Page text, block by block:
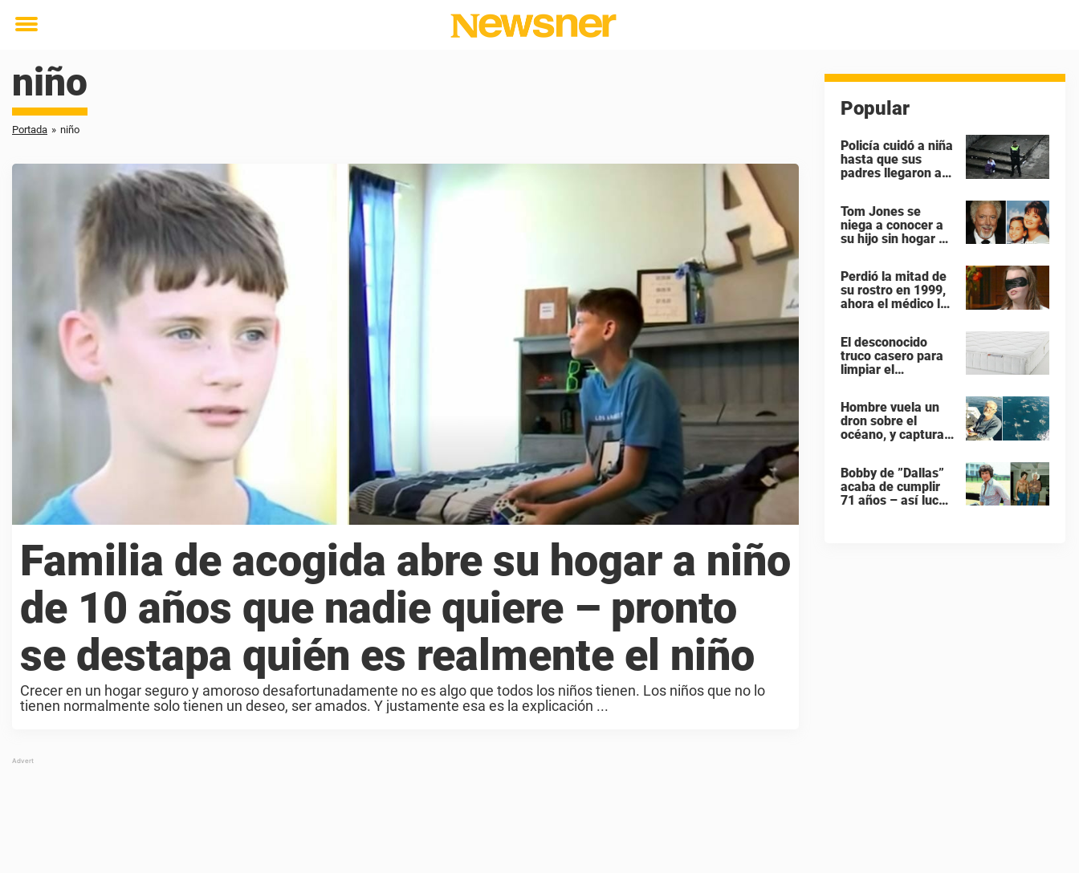
Toggle
niño
Portada » niño
Familia de acogida abre su hogar a niño
de 10 años que nadie quiere – pronto
se destapa quién es realmente el niño
Crecer en un hogar seguro y amoroso desafortunadamente no es algo que todos los niños tienen. Los niños que no lo
tienen normalmente solo tienen un deseo, ser amados. Y justamente esa es la explicación ...
Popular
Policía cuidó a niña
hasta que sus
padres llegaron a
héroes no tienen
capa
Tom Jones se
niega a conocer a
su hijo sin hogar –
“antes que sea
demasiado tarde”
Perdió la mitad de
su rostro en 1999,
ahora el médico le
quitarse la venda
El desconocido
truco casero para
limpiar el
todos tiene en la
cocina
Hombre vuela un
dron sobre el
océano, y captura
migración
Bobby de ”Dallas”
acaba de cumplir
71 años – así luce